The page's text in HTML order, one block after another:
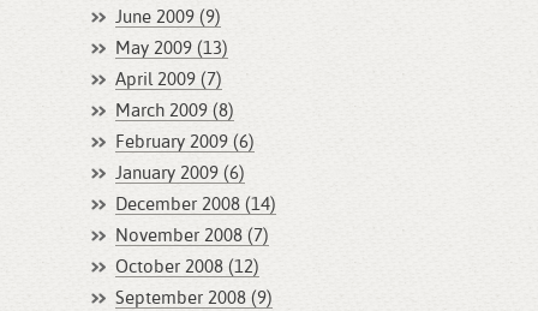
June 2009 (9)
May 2009 (13)
April 2009 (7)
March 2009 (8)
February 2009 (6)
January 2009 (6)
December 2008 (14)
November 2008 (7)
October 2008 (12)
September 2008 (9)